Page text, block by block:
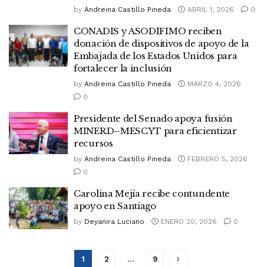
by Andreina Castillo Pineda ABRIL 1, 2026 0
CONADIS y ASODIFIMO reciben
donación de dispositivos de apoyo de la
Embajada de los Estados Unidos para
fortalecer la inclusión
by Andreina Castillo Pineda
MARZO 4, 2026
0
Presidente del Senado apoya fusión
MINERD–MESCYT para eficientizar
recursos
by Andreina Castillo Pineda
FEBRERO 5, 2026
0
Carolina Mejía recibe contundente
apoyo en Santiago
by Deyanira Luciano ENERO 20, 2026 0
1 2 … 9